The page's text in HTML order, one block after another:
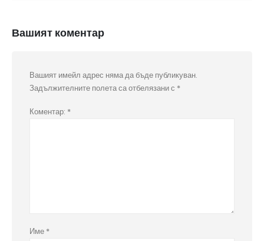
Вашият коментар
Вашият имейл адрес няма да бъде публикуван.
Задължителните полета са отбелязани с *
Коментар: *
Име *